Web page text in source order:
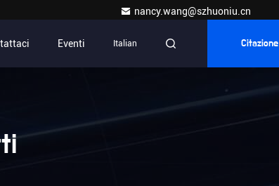
nancy.wang@szhuoniu.cn
Eventi Italian Citazione